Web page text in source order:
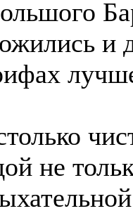
не